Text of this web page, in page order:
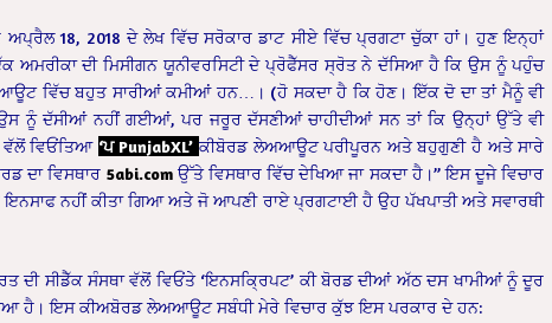
18, 2018 ਦੇ ਲੇਖ ਵਿੱਚ ਸਰੋਕਾਰ ਡਾਟ ਸੀਏ ਵਿੱਚ ਪ੍ਰਗਟਾ ਚੁੱਕਾ ਹਾਂ। ਹੁਣ ਇਨ੍ਹਾਂ
ਅਮਰੀਕਾ ਦੀ ਮਿਸੀਗਨ ਯੂਨੀਵਰਸਿਟੀ ਦੇ ਪ੍ਰੋਫੈੱਸਰ ਸ੍ਰੋਤ ਨੇ ਦੱਸਿਆ ਹੈ ਕਿ ਉਸ ਨੂੰ ਪਹੁੰਚ
ਵਿੱਚ ਬਹੁਤ ਸਾਰੀਆਂ ਕਮੀਆਂ ਹਨ…। (ਹੋ ਸਕਦਾ ਹੈ ਕਿ ਹੋਣ। ਇੱਕ ਦੋ ਦਾ ਤਾਂ ਮੈਨੂੰ ਵੀ
ਨੂੰ ਦੱਸੀਆਂ ਨਹੀਂ ਗਈਆਂ, ਪਰ ਜਰੂਰ ਦੱਸਣੀਆਂ ਚਾਹੀਦੀਆਂ ਸਨ ਤਾਂ ਕਿ ਉਨ੍ਹਾਂ ਉੱਤੇ ਵੀ
ਵੱਲੋਂ ਵਿਓਂਤਿਆ ‘ਪ PunjabXL’ ਕੀਬੋਰਡ ਲੇਅਆਊਟ ਪਰੀਪੂਰਨ ਅਤੇ ਬਹੁਗੁਣੀ ਹੈ ਅਤੇ ਸਾਰੇ
ਦਾ ਵਿਸਥਾਰ 5abi.comਉੱਤੇ ਵਿਸਥਾਰ ਵਿੱਚ ਦੇਖਿਆ ਜਾ ਸਕਦਾ ਹੈ।” ਇਸ ਦੂਜੇ ਵਿਚਾਰ
ਨਹੀਂ ਕੀਤਾ ਗਿਆ ਅਤੇ ਜੋ ਆਪਣੀ ਰਾਏ ਪ੍ਰਗਟਾਈ ਹੈ ਉਹ ਪੱਖਪਾਤੀ ਅਤੇ ਸਵਾਰਥੀ
ਦੀ ਸੀਡੈੱਕ ਸੰਸਥਾ ਵੱਲੋਂ ਵਿਓਂਤੇ ‘ਇਨਸਕ੍ਰਿਪਟ’ ਕੀ ਬੋਰਡ ਦੀਆਂ ਅੱਠ ਦਸ ਖਾਮੀਆਂ ਨੂੰ ਦੂਰ
ਹੈ। ਇਸ ਕੀਅਬੋਰਡ ਲੇਅਆਊਟ ਸਬੰਧੀ ਮੇਰੇ ਵਿਚਾਰ ਕੁੱਝ ਇਸ ਪਰਕਾਰ ਦੇ ਹਨ: